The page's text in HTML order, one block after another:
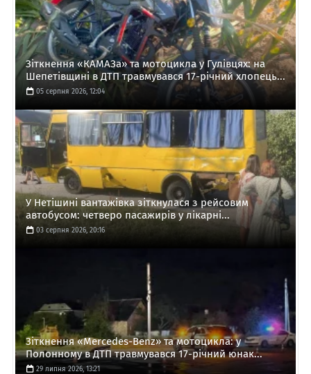
Зіткнення «КАМАЗа» та мотоцикла у Гулівцях: на
Шепетівщині в ДТП травмувався 17-річний хлопець...
05 серпня 2026, 12:04
У Нетішині вантажівка зіткнулася з рейсовим
автобусом: четверо пасажирів у лікарні...
03 серпня 2026, 20:16
Зіткнення «Mercedes-Benz» та мотоцикла: у
Полонному в ДТП травмувався 17-річний юнак...
29 липня 2026, 13:21